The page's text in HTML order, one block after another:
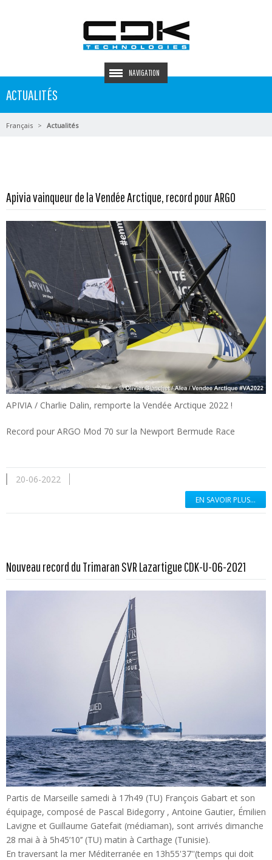
NAVIGATION
ACTUALITÉS
Français Actualités
Apivia vainqueur de la Vendée Arctique, record pour ARGO
APIVIA / Charlie Dalin, remporte la Vendée Arctique 2022 !
Record pour ARGO Mod 70 sur la Newport Bermude Race
20-06-2022
EN SAVOIR PLUS...
Nouveau record du Trimaran SVR Lazartigue CDK-U-06-2021
Partis de Marseille samedi à 17h49 (TU) François Gabart et son
équipage, composé de Pascal Bidegorry , Antoine Gautier, Émilien
Lavigne et Guillaume Gatefait (médiaman), sont arrivés dimanche
28 mai à à 5h45’10’’ (TU) matin à Carthage (Tunisie).
En traversant la mer Méditerranée en 13h55'37''(temps qui doit